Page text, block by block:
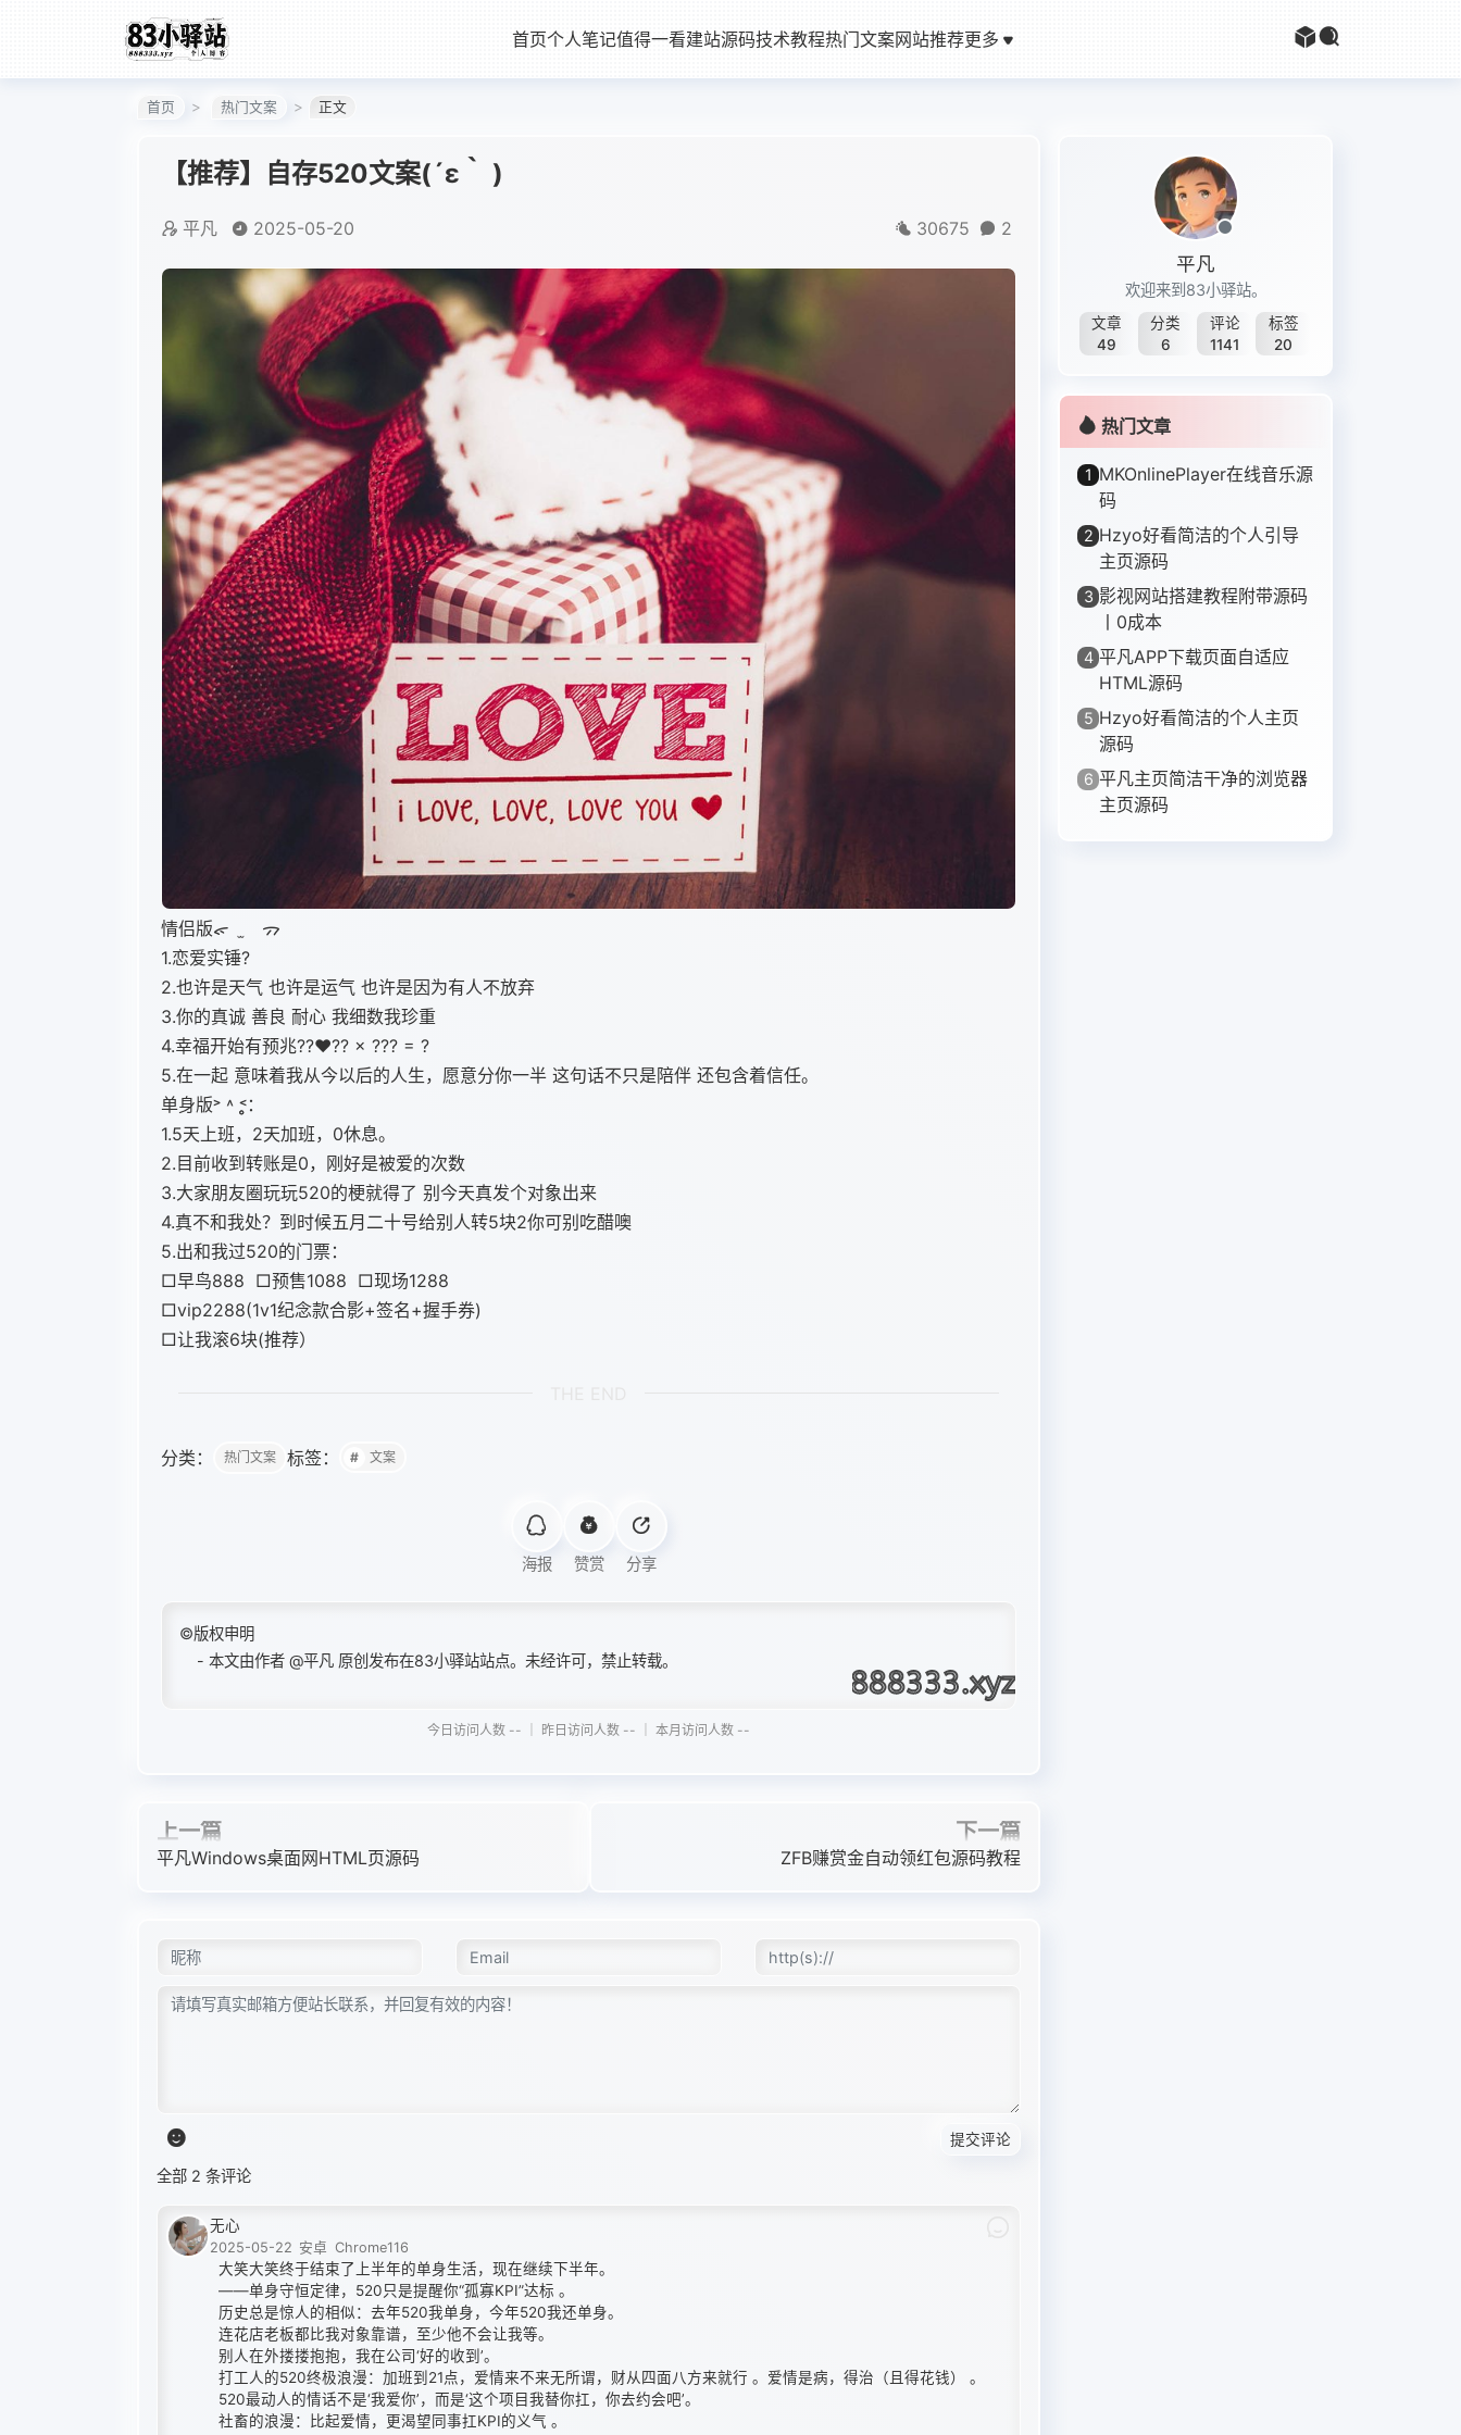
首页个人笔记值得一看建站源码技术教程热门文案网站推荐更多
首页 热门文案 正文
【推荐】自存520文案(´ε｀ )
平凡 2025-05-20 30675 2
情侣版ᯠ
ᯄ
1.恋爱实锤?
2.也许是天气 也许是运气 也许是因为有人不放弃
3.你的真诚 善良 耐心 我细数我珍重
4.幸福开始有预兆??‍❤️‍?? × ??? = ?
5.在一起 意味着我从今以后的人生，愿意分你一半 这句话不只是陪伴 还包含着信任。
单身版˃ ˄ ˂̥̥：
1.5天上班，2天加班，0休息。
2.目前收到转账是0，刚好是被爱的次数
3.大家朋友圈玩玩520的梗就得了 别今天真发个对象出来
4.真不和我处？到时候五月二十号给别人转5块2你可别吃醋噢
5.出和我过520的门票：
□早鸟888 □预售1088 □现场1288
□vip2288(1v1纪念款合影+签名+握手券)
□让我滚6块(推荐）
分类： 热门文案 标签： 文案
海报 赞赏 分享
©版权申明
- 本文由作者 @平凡 原创发布在83小驿站站点。未经许可，禁止转载。
今日访问人数 -- ｜ 昨日访问人数 -- ｜ 本月访问人数 --
上一篇
平凡Windows桌面网HTML页源码
下一篇
ZFB赚赏金自动领红包源码教程
提交评论
全部 2 条评论
无心
2025-05-22 安卓 Chrome116
大笑大笑终于结束了上半年的单身生活，现在继续下半年。
——单身守恒定律，520只是提醒你“孤寡KPI”达标 。
历史总是惊人的相似：去年520我单身，今年520我还单身。
连花店老板都比我对象靠谱，至少他不会让我等。
别人在外搂搂抱抱，我在公司‘好的收到’。
打工人的520终极浪漫：加班到21点，爱情来不来无所谓，财从四面八方来就行 。 爱情是病，得治（且得花钱） 。
520最动人的情话不是‘我爱你’，而是‘这个项目我替你扛，你去约会吧’。
社畜的浪漫：比起爱情，更渴望同事扛KPI的义气 。
平凡
欢迎来到83小驿站。
文章
49
分类
6
评论
1141
标签
20
热门文章
1 MKOnlinePlayer在线音乐源
码
2 Hzyo好看简洁的个人引导
主页源码
3 影视网站搭建教程附带源码
丨0成本
4 平凡APP下载页面自适应
HTML源码
5 Hzyo好看简洁的个人主页
源码
6 平凡主页简洁干净的浏览器
主页源码